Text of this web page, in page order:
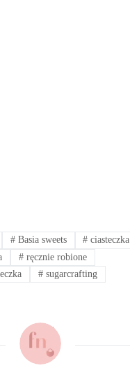
#Basia sweets # ciasteczka
#ręcznie robione
#sugarcrafting